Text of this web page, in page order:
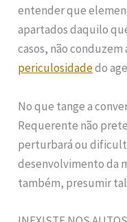
entender que
apartados daquilo
casos, não
periculosidadedo
No que tange a
Requerente não
perturbará ou
desenvolvimento da
também, presumir